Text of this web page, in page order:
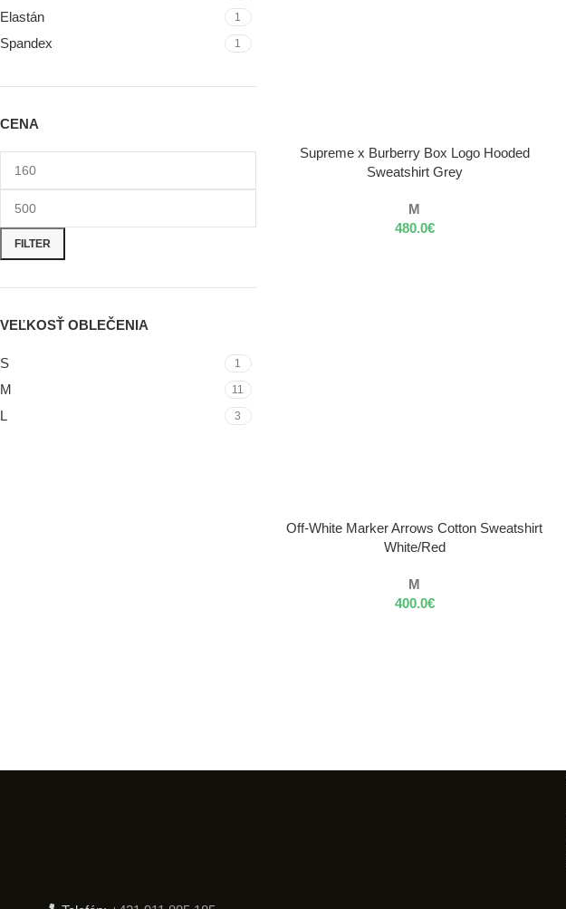
Elastán 1
Spandex 1
CENA
FILTER
VEĽKOSŤ OBLEČENIA
S 1
M 11
L 3
VÝBER MOŽNOSTÍ
Supreme x Burberry Box Logo Hooded
Sweatshirt Grey
M
480.0€
VÝBER MOŽNOSTÍ
Off-White Marker Arrows Cotton Sweatshirt
White/Red
M
400.0€